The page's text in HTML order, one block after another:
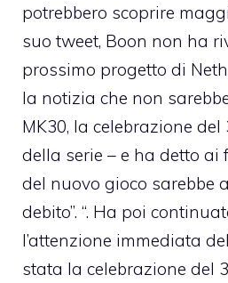
potrebbero scoprire
suo tweet, Boon non ha
prossimo progetto di
la notizia che non
MK30, la celebrazione
della serie – e ha detto ai
del nuovo gioco sarebbe
debito”. “. Ha poi
l’attenzione immediata
stata la celebrazione del